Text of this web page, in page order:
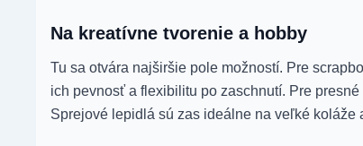
Na kreatívne tvorenie a hobby
Tu sa otvára najširšie pole možností. Pre
ich pevnosť a flexibilitu po zaschnutí. Pre
Sprejové lepidlá sú zas ideálne na veľké koláže